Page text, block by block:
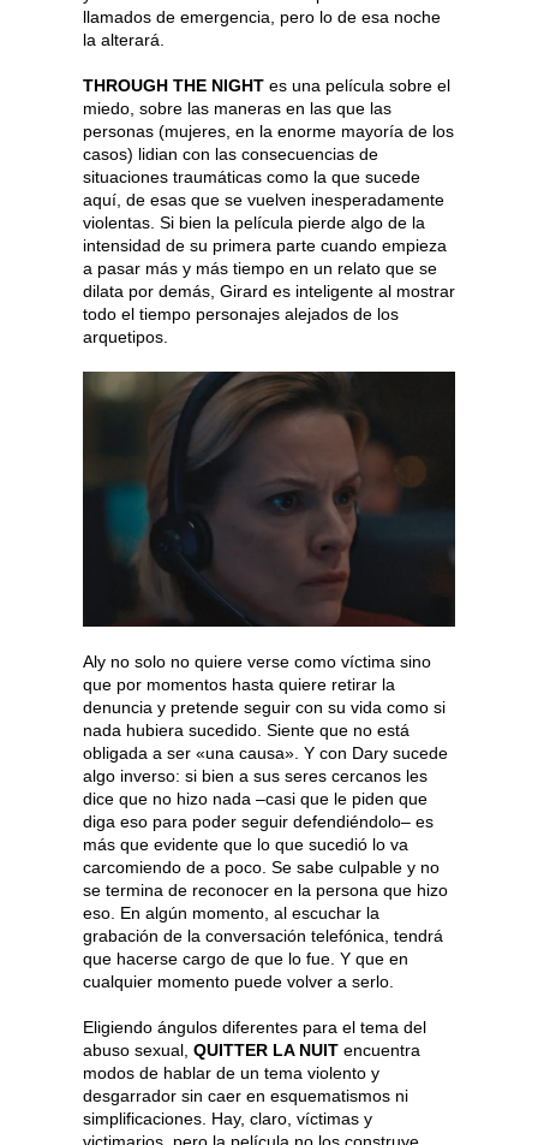
llamados de emergencia, pero lo de esa noche
la alterará.
THROUGH THE NIGHT es una película sobre el
miedo, sobre las maneras en las que las
personas (mujeres, en la enorme mayoría de los
casos) lidian con las consecuencias de
situaciones traumáticas como la que sucede
aquí, de esas que se vuelven inesperadamente
violentas. Si bien la película pierde algo de la
intensidad de su primera parte cuando empieza
a pasar más y más tiempo en un relato que se
dilata por demás, Girard es inteligente al mostrar
todo el tiempo personajes alejados de los
arquetipos.
Aly no solo no quiere verse como víctima sino
que por momentos hasta quiere retirar la
denuncia y pretende seguir con su vida como si
nada hubiera sucedido. Siente que no está
obligada a ser «una causa». Y con Dary sucede
algo inverso: si bien a sus seres cercanos les
dice que no hizo nada –casi que le piden que
diga eso para poder seguir defendiéndolo– es
más que evidente que lo que sucedió lo va
carcomiendo de a poco. Se sabe culpable y no
se termina de reconocer en la persona que hizo
eso. En algún momento, al escuchar la
grabación de la conversación telefónica, tendrá
que hacerse cargo de que lo fue. Y que en
cualquier momento puede volver a serlo.
Eligiendo ángulos diferentes para el tema del
abuso sexual, QUITTER LA NUIT encuentra
modos de hablar de un tema violento y
desgarrador sin caer en esquematismos ni
simplificaciones. Hay, claro, víctimas y
victimarios, pero la película no los construye